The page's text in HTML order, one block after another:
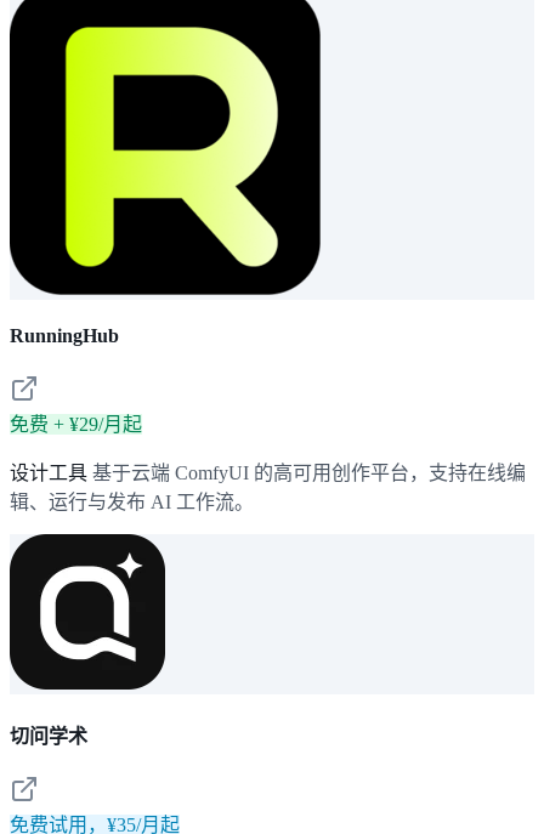
RunningHub
免费 + ¥29/月起
设计工具 基于云端 ComfyUI 的高可用创作平台，支持在线编
辑、运行与发布 AI 工作流。
切问学术
免费试用，¥35/月起